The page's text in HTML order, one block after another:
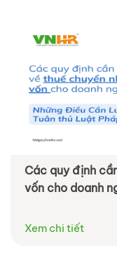
Các quy định
vốn cho doanh
Xem chi tiết